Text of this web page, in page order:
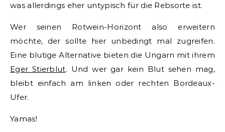
was allerdings eher untypisch für die Rebsorte ist.
Wer seinen Rotwein-Horizont also erweitern
möchte, der sollte hier unbedingt mal zugreifen.
Eine blutige Alternative bieten die Ungarn mit ihrem
Eger Stierblut. Und wer gar kein Blut sehen mag,
bleibt einfach am linken oder rechten Bordeaux-
Ufer.
Yamas!